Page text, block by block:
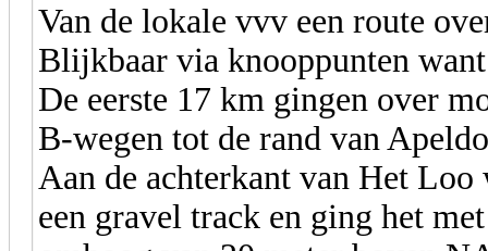
Van de lokale vvv een route
Blijkbaar via knooppunten
De eerste 17 km gingen over
B-wegen tot de rand van
Aan de achterkant van Het Loo
een gravel track en ging het